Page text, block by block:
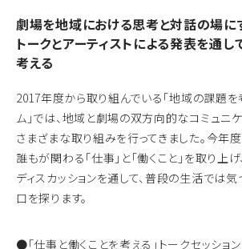
劇場を地域における思考と対話の場に
トークとアーティストによる発表を通し
考える
2017年度から取り組んでいる「地域の課題を
ム」では、地域と劇場の双方向的なコミュニ
さまざまな取り組みを行ってきました。今年
誰もが関わる「仕事」と「働くこと」を取り上
ディスカッションを通して、普段の生活では
口を探ります。
●「仕事と働くことを考える」トークセッション